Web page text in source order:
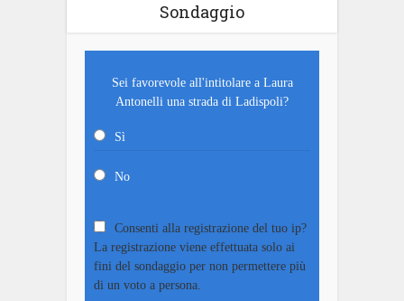
Sondaggio
Sei favorevole all'intitolare a Laura
Antonelli una strada di Ladispoli?
Sì
No
Consenti alla registrazione del tuo ip?
La registrazione viene effettuata solo ai
fini del sondaggio per non permettere più
di un voto a persona.